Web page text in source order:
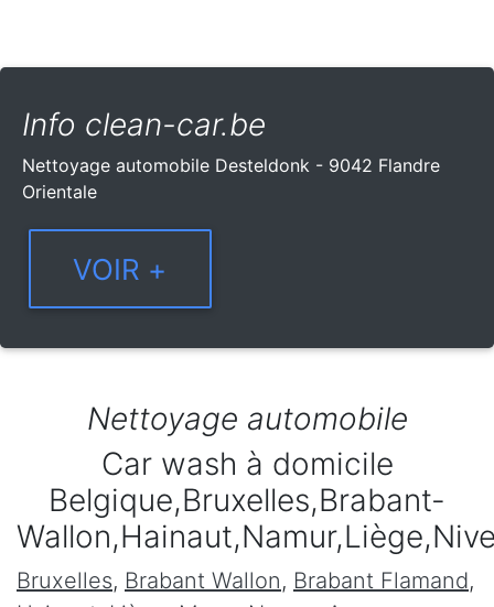
Info clean-car.be
Nettoyage automobile Desteldonk - 9042 Flandre
Orientale
Nettoyage automobile
Car wash à domicile
Belgique,Bruxelles,Brabant-
Bruxelles, Brabant Wallon, Brabant Flamand,